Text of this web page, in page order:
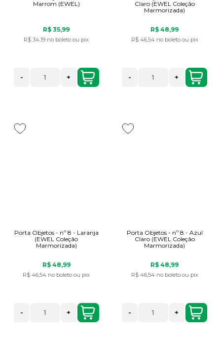
Marrom (EWEL)
R$ 35,99
R$ 34,19 no boleto ou pix
- +
Claro (EWEL Coleção
Marmorizada)
R$ 48,99
R$ 46,54 no boleto ou pix
- +
Porta Objetos - nº 8 - Laranja
(EWEL Coleção
Marmorizada)
R$ 48,99
R$ 46,54 no boleto ou pix
- +
Porta Objetos - nº 8 - Azul
Claro (EWEL Coleção
Marmorizada)
R$ 48,99
R$ 46,54 no boleto ou pix
- +